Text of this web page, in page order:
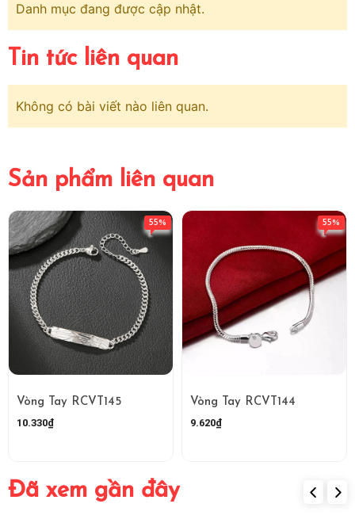
Danh mục đang được cập nhật.
Tin tức liên quan
Không có bài viết nào liên quan.
Sản phẩm liên quan
55%
Vòng Tay RCVT145
10.330₫
55%
Vòng Tay RCVT144
9.620₫
Đã xem gần đây